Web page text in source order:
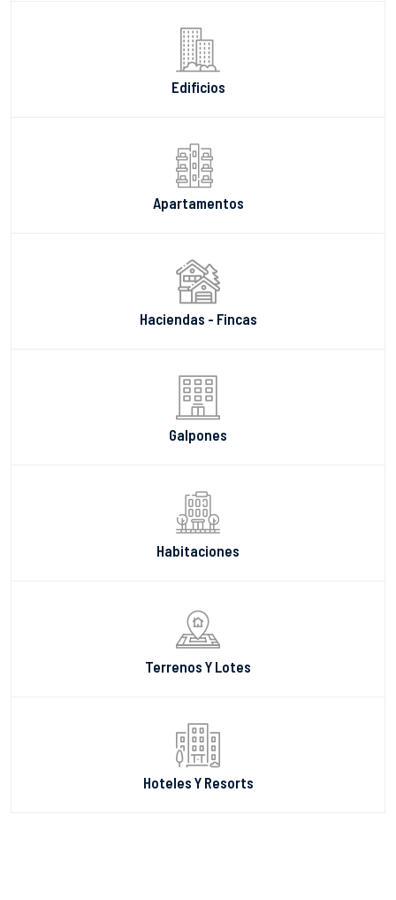
Edificios
Apartamentos
Haciendas - Fincas
Galpones
Habitaciones
Terrenos Y Lotes
Hoteles Y Resorts